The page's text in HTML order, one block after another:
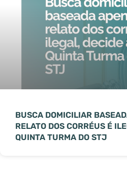
BUSCA DOMICILIAR
RELATO DOS CORRÉUS É
QUINTA TURMA DO STJ